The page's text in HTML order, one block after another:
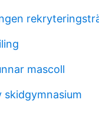
mascoll